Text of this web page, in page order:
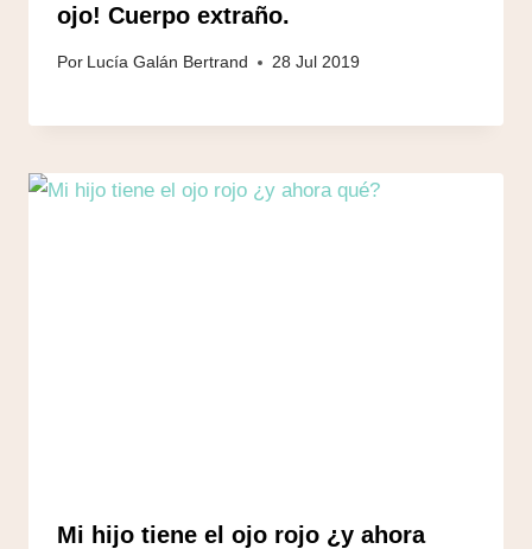
ojo! Cuerpo extraño.
Por Lucía Galán Bertrand 28 Jul 2019
Mi hijo tiene el ojo rojo ¿y ahora